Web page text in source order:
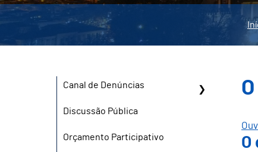
Canal de Denúncias
Discussão Pública
Orçamento Participativo O